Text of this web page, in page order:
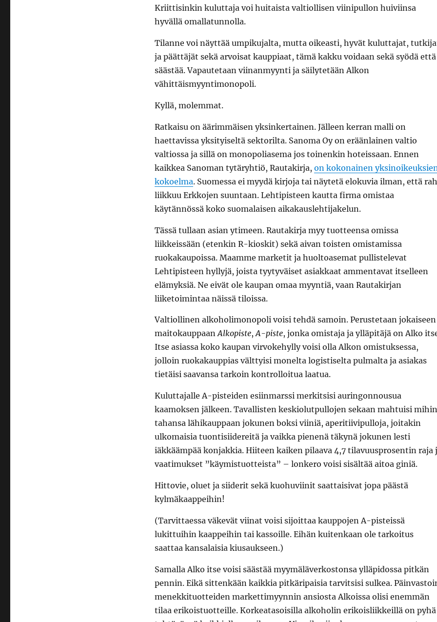
Kriittisinkin kuluttaja voi huitaista valtiollisen viinipullon huiviinsa
hyvällä omallatunnolla.
Tilanne voi näyttää umpikujalta, mutta oikeasti, hyvät kuluttajat,
ja päättäjät sekä arvoisat kauppiaat, tämä kakku voidaan sekä syödä että
säästää. Vapautetaan viinanmyynti ja säilytetään Alkon
vähittäismyyntimonopoli.
Kyllä, molemmat.
Ratkaisu on äärimmäisen yksinkertainen. Jälleen kerran malli on
haettavissa yksityiseltä sektorilta. Sanoma Oy on eräänlainen valtio
valtiossa ja sillä on monopoliasema jos toinenkin hoteissaan. Ennen
kaikkea Sanoman tytäryhtiö, Rautakirja, on kokonainen
kokoelma. Suomessa ei myydä kirjoja tai näytetä elokuvia ilman, että
liikkuu Erkkojen suuntaan. Lehtipisteen kautta firma omistaa
käytännössä koko suomalaisen aikakauslehtijakelun.
Tässä tullaan asian ytimeen. Rautakirja myy tuotteensa omissa
liikkeissään (etenkin R-kioskit) sekä aivan toisten omistamissa
ruokakaupoissa. Maamme marketit ja huoltoasemat pullistelevat
Lehtipisteen hyllyjä, joista tyytyväiset asiakkaat ammentavat itselleen
elämyksiä. Ne eivät ole kaupan omaa myyntiä, vaan Rautakirjan
liiketoimintaa näissä tiloissa.
Valtiollinen alkoholimonopoli voisi tehdä samoin. Perustetaan jokaiseen
maitokauppaanAlkopiste,A-piste, jonka omistaja ja ylläpitäjä on Alko
Itse asiassa koko kaupan virvokehylly voisi olla Alkon omistuksessa,
jolloin ruokakauppias välttyisi monelta logistiselta pulmalta ja asiakas
tietäisi saavansa tarkoin kontrolloitua laatua.
Kuluttajalle A-pisteiden esiinmarssi merkitsisi auringonnousua
kaamoksen jälkeen. Tavallisten keskiolutpullojen sekaan mahtuisi mihin
tahansa lähikauppaan jokunen boksi viiniä, aperitiivipulloja, joitakin
ulkomaisia tuontisiidereitä ja vaikka pienenä täkynä jokunen lesti
iäkkäämpää konjakkia. Hiiteen kaiken pilaava 4,7 tilavuusprosentin raja
vaatimukset ”käymistuotteista” – lonkero voisi sisältää aitoa giniä.
Hittovie, oluet ja siiderit sekä kuohuviinit saattaisivat jopa päästä
kylmäkaappeihin!
(Tarvittaessa väkevät viinat voisi sijoittaa kauppojen A-pisteissä
lukittuihin kaappeihin tai kassoille. Eihän kuitenkaan ole tarkoitus
saattaa kansalaisia kiusaukseen.)
Samalla Alko itse voisi säästää myymäläverkostonsa ylläpidossa pitkän
pennin. Eikä sittenkään kaikkia pitkäripaisia tarvitsisi sulkea.
menekkituotteiden markettimyynnin ansiosta Alkoissa olisi enemmän
tilaa erikoistuotteille. Korkeatasoisilla alkoholin erikoisliikkeillä on pyhä